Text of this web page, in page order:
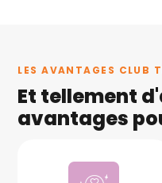
LES AVANTAGES CLUB
Et tellement
avantages